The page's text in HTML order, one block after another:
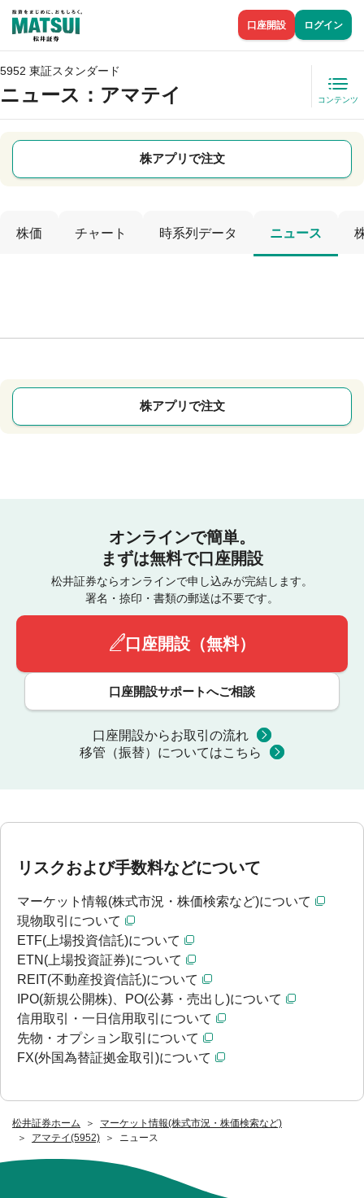
口座開設 ログイン
松井証券ホーム
マーケット情報(株式市況・株価検索など)
アマテイ(5952)
ニュース
5952 東証スタンダード
ニュース ：アマテイ コンテンツ
株アプリで注文
株価 チャート 時系列データ ニュース
株アプリで注文
オンラインで簡単。
まずは無料で口座開設
松井証券ならオンラインで申し込みが完結します。
署名・捺印・書類の郵送は不要です。
口座開設（無料）
口座開設サポートへご相談
口座開設からお取引の流れ
移管（振替）についてはこちら
リスクおよび手数料などについて
マーケット情報(株式市況・株価検索など)について
現物取引について
ETF(上場投資信託)について
ETN(上場投資証券)について
REIT(不動産投資信託)について
IPO(新規公開株)、PO(公募・売出し)について
信用取引・一日信用取引について
先物・オプション取引について
FX(外国為替証拠金取引)について